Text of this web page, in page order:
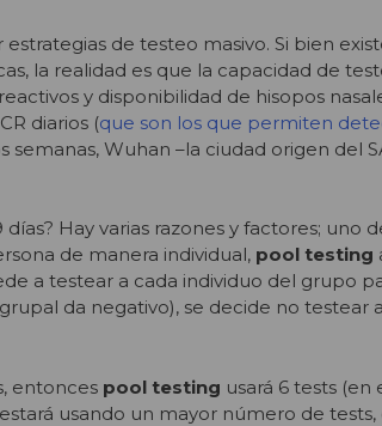
de testeo masivo. Si bien
la realidad es que la capacidad de
y disponibilidad de hisopos
diarios (que son los que permiten
Wuhan –la ciudad origen del
Hay varias razones y factores; uno
de manera individual, pool testing
a testear a cada individuo del grupo
da negativo), se decide no testear
entonces pool testing usará 6 tests (en
usando un mayor número de